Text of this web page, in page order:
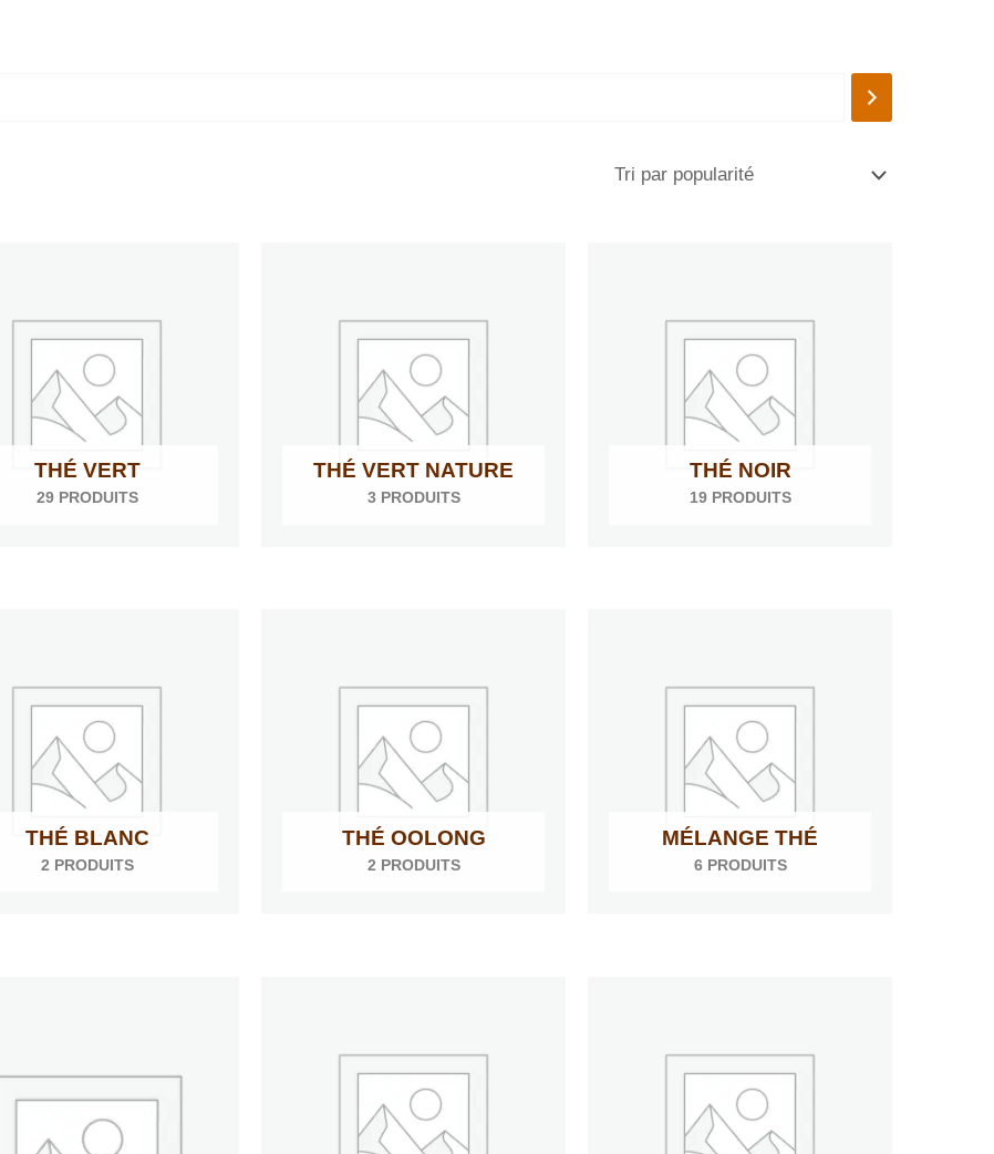
THÉ VERT
29 PRODUITS
THÉ VERT NATURE
3 PRODUITS
THÉ NOIR
19 PRODUITS
THÉ BLANC
2 PRODUITS
THÉ OOLONG
2 PRODUITS
MÉLANGE THÉ
6 PRODUITS
2,90 €
à
22,30 €
2,80 €
à
21,50 €